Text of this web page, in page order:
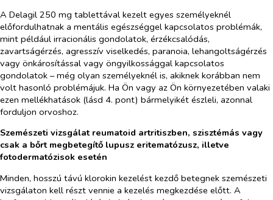
A Delagil 250 mg tablettával kezelt egyes személyeknél
előfordulhatnak a mentális egészséggel kapcsolatos problémák,
mint például irracionális gondolatok, érzékcsalódás,
zavartságérzés, agresszív viselkedés, paranoia, lehangoltságérzés
vagy önkárosítással vagy öngyilkossággal kapcsolatos
gondolatok – még olyan személyeknél is, akiknek korábban nem
volt hasonló problémájuk. Ha Ön vagy az Ön környezetében valaki
ezen mellékhatások (lásd 4. pont) bármelyikét észleli, azonnal
forduljon orvoshoz.
Szemészeti vizsgálat reumatoid artritiszben, szisztémás vagy
csak a bőrt megbetegítő lupusz eritematózusz, illetve
fotodermatózisok esetén
Minden, hosszú távú klorokin kezelést kezdő betegnek szemészeti
vizsgálaton kell részt vennie a kezelés megkezdése előtt. A